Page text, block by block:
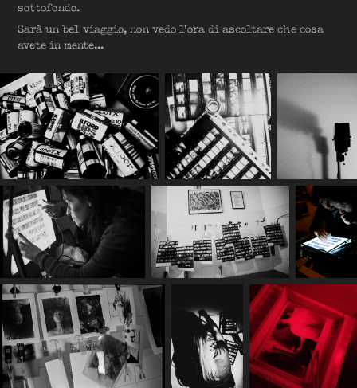
sottofondo.
Sarà un bel viaggio, non vedo l'ora di ascoltare che cosa
avete in mente...